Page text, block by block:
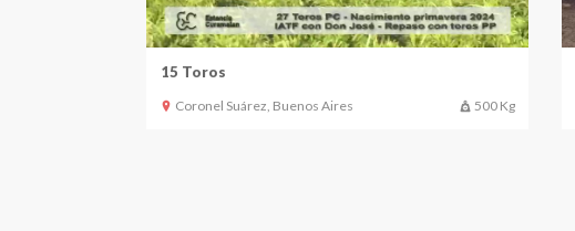
15 Toros
Coronel Suárez, Buenos Aires 500 Kg